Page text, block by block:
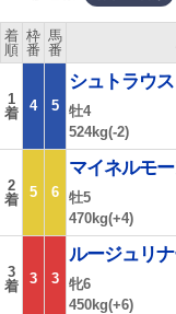
着
順
枠
番
馬
番
1
着
4 5
シュトラウス
牡4
524kg(-2)
2
着
5 6
マイネルモ
牡5
470kg(+4)
3
着
3 3
ルージュリ
牝6
450kg(+6)